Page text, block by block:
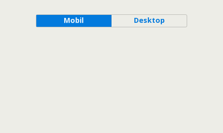
Mobil Desktop